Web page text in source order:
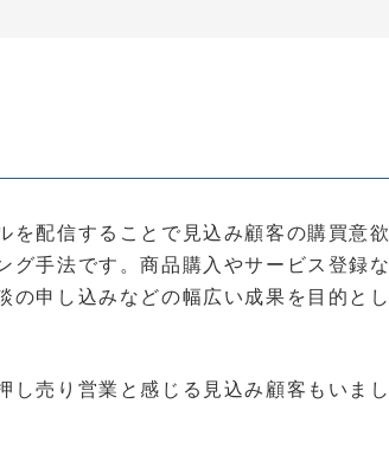
を配信することで見込み顧客の購買意欲
グ手法です。商品購入やサービス登録な
の申し込みなどの幅広い成果を目的とし
し売り営業と感じる見込み顧客もいまし